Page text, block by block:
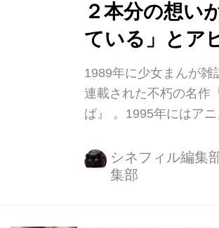
２本分の想い
ている」とア
1989年に少女まんが雑
連載された不朽の名作
ば』 。1995年にはア
漫画の金字塔として歴
ます。そんな伝説的漫
シネフィル編集
集部